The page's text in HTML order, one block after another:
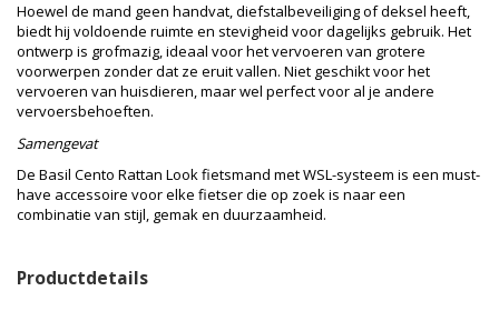
Hoewel de mand geen handvat, diefstalbeveiliging of deksel heeft,
biedt hij voldoende ruimte en stevigheid voor dagelijks gebruik. Het
ontwerp is grofmazig, ideaal voor het vervoeren van grotere
voorwerpen zonder dat ze eruit vallen. Niet geschikt voor het
vervoeren van huisdieren, maar wel perfect voor al je andere
vervoersbehoeften.
Samengevat
De Basil Cento Rattan Look fietsmand met WSL-systeem is een must-
have accessoire voor elke fietser die op zoek is naar een
combinatie van stijl, gemak en duurzaamheid.
Productdetails